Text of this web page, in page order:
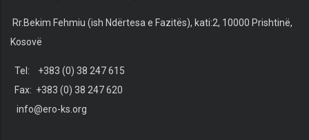
Rr.Bekim Fehmiu (ish Ndërtesa e Fazitës), kati:2, 10000 Prishtinë,
Kosovë
Tel: +383 (0) 38 247 615
Fax: +383 (0) 38 247 620
info@ero-ks.org